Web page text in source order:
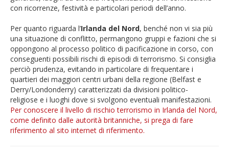
con ricorrenze, festività e particolari periodi dell’anno.
Per quanto riguarda l’Irlanda del Nord, benché non vi sia più
una situazione di conflitto, permangono gruppi e fazioni che si
oppongono al processo politico di pacificazione in corso, con
conseguenti possibili rischi di episodi di terrorismo. Si consiglia
perciò prudenza, evitando in particolare di frequentare i
quartieri dei maggiori centri urbani della regione (Belfast e
Derry/Londonderry) caratterizzati da divisioni politico-
religiose e i luoghi dove si svolgono eventuali manifestazioni.
Per conoscere il livello di rischio terrorismo in Irlanda del Nord,
come definito dalle autorità britanniche, si prega di fare
riferimento al sito internet di riferimento.